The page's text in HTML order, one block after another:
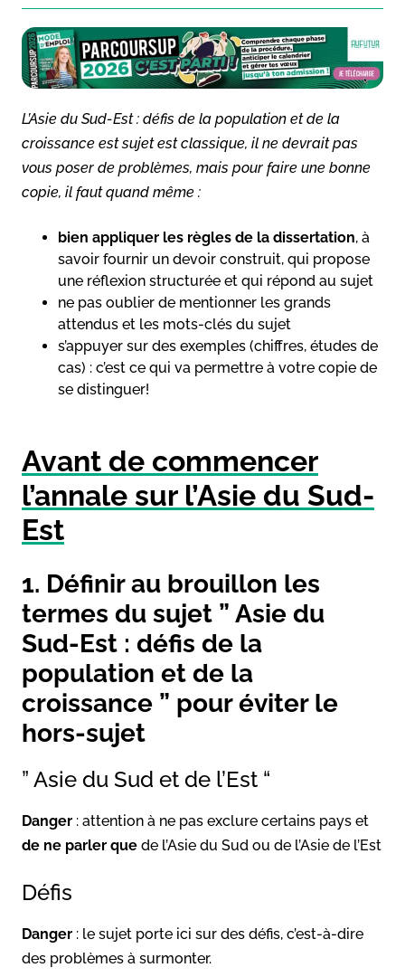
L’Asie du Sud-Est : défis de la population et de la
croissance est sujet est classique, il ne devrait pas
vous poser de problèmes, mais pour faire une bonne
copie, il faut quand même :
bien appliquer les règles de la dissertation, à
savoir fournir un devoir construit, qui propose
une réflexion structurée et qui répond au sujet
ne pas oublier de mentionner les grands
attendus et les mots-clés du sujet
s’appuyer sur des exemples (chiffres, études de
cas) : c’est ce qui va permettre à votre copie de
se distinguer!
Avant de commencer
l’annale sur l’Asie du Sud-
Est
1. Définir au brouillon les
termes du sujet ” Asie du
Sud-Est : défis de la
population et de la
croissance ” pour éviter le
hors-sujet
” Asie du Sud et de l’Est “
Danger : attention à ne pas exclure certains pays et
de ne parler que de l’Asie du Sud ou de l’Asie de l’Est
Défis
Danger : le sujet porte ici sur des défis, c’est-à-dire
des problèmes à surmonter.